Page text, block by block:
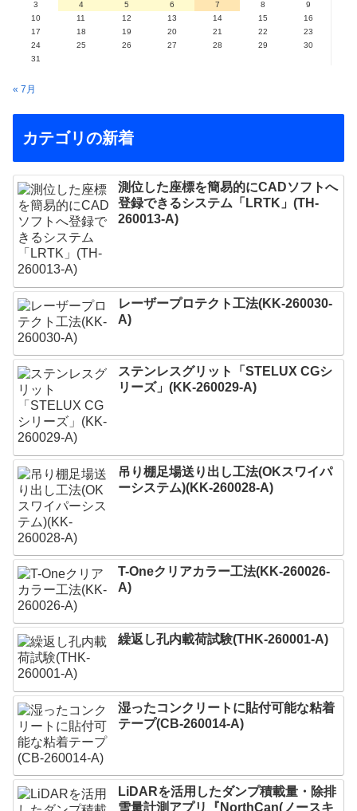
3 4 5 6 7 8
9
10
11 12 13 14 15
16
17
18 19 20 21 22
23
24
25 26 27 28 29
30
31
« 7月
カテゴリの新着
測位した座標を簡易的にCADソフトへ
登録できるシステム「LRTK」(TH-
260013-A)
レーザープロテクト⼯法(KK-260030-
A)
ステンレスグリット「STELUX CGシ
リーズ」(KK-260029-A)
吊り棚足場送り出し工法(OKスワイパ
ーシステム)(KK-260028-A)
T-Oneクリアカラー工法(KK-260026-
A)
繰返し孔内載荷試験(THK-260001-A)
湿ったコンクリートに貼付可能な粘着
テープ(CB-260014-A)
LiDARを活用したダンプ積載量・除排
雪量計測アプリ『NorthCan(ノースキ